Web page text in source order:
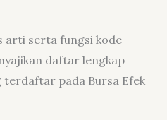
arti serta fungsi kode
daftar lengkap
terdaftar pada Bursa Efek